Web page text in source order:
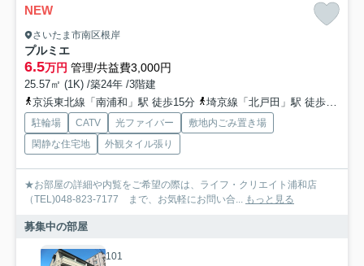
NEW
さいたま市南区根岸
プルミエ
6.5万円 管理/共益費3,000円
25.57㎡ (1K) /築24年 /3階建
京浜東北線「南浦和」駅 徒歩15分
埼京線「北戸田」駅 徒歩23分
駐輪場 CATV 光ファイバー
敷地内ごみ置き場
閑静な住宅地
外観タイル張り
★お部屋の詳細や内覧をご希望の際は、ライフ・クリエイト浦和店
（TEL)048-823-7177 まで、お気軽にお問い合... もっと見る
募集中の部屋
101